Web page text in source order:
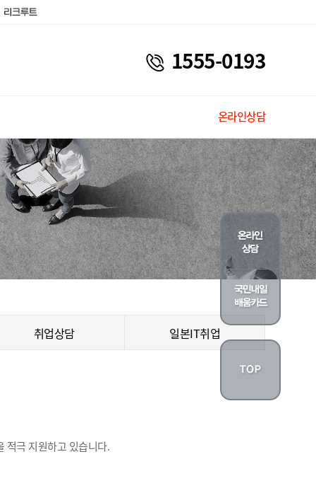
1555-0193
온라인상담
취업상담 일본IT취업
적극 지원하고 있습니다.